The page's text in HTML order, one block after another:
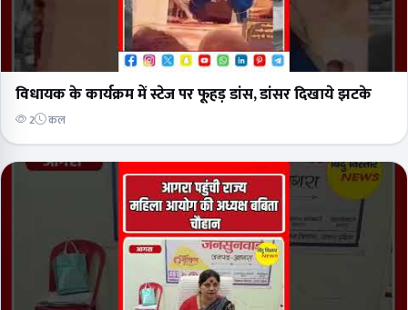
विधायक के कार्यक्रम में स्टेज पर फूहड़ डांस, डांसर दिखाये झटके
2 कल